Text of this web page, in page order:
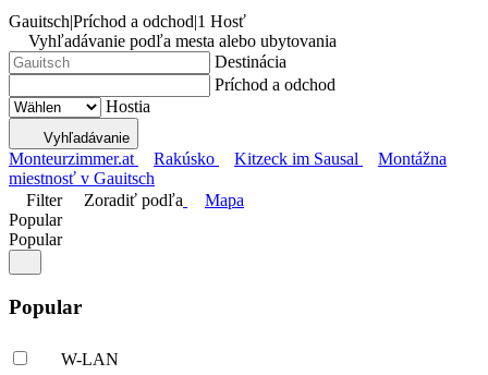
Gauitsch|Príchod a odchod|1 Hosť
Vyhľadávanie podľa mesta alebo ubytovania
Destinácia
Príchod a odchod
Hostia
Vyhľadávanie
Monteurzimmer.at Rakúsko Kitzeck im Sausal
Montážna
miestnosť v Gauitsch
Filter
Zoradiť podľa
Mapa
Popular
Popular
Popular
W-LAN